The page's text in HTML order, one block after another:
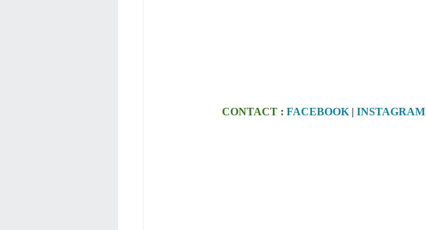
CONTACT :FACEBOOK |INSTAGRAM